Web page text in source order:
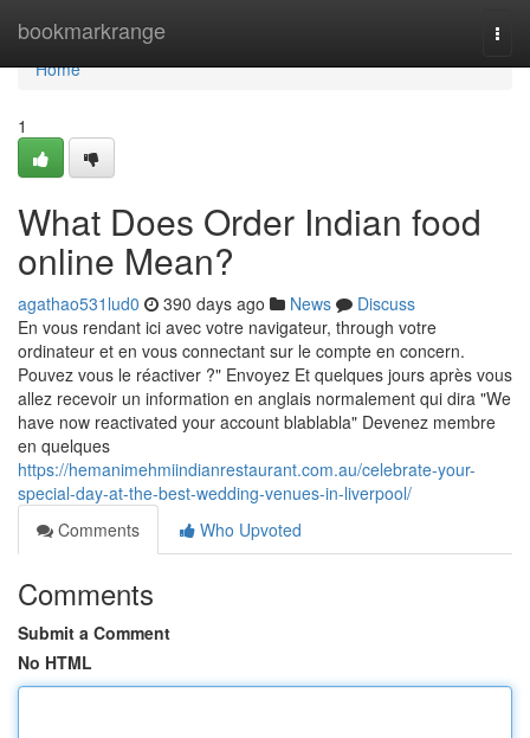
bookmarkrange
Home
Home
1
What Does Order Indian food
online Mean?
agathao531lud0 390 days ago News
Discuss
En vous rendant ici avec votre navigateur, through votre
ordinateur et en vous connectant sur le compte en concern.
Pouvez vous le réactiver ?" Envoyez Et quelques jours après vous
allez recevoir un information en anglais normalement qui dira "We
have now reactivated your account blablabla" Devenez membre
en quelques
https://hemanimehmiindianrestaurant.com.au/celebrate-your-
special-day-at-the-best-wedding-venues-in-liverpool/
Comments
Who Upvoted
Comments
Submit a Comment
No HTML